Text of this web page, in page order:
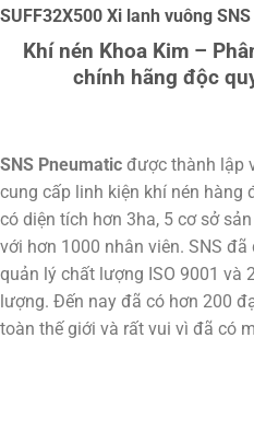
SUFF32X500 Xi lanh vuông
Khí nén Khoa Kim –
chính hãng độc
SNS Pneumatic được thành lập
cung cấp linh kiện khí nén hàng
có diện tích hơn 3ha, 5 cơ sở
với hơn 1000 nhân viên. SNS
quản lý chất lượng ISO 9001 và
lượng. Đến nay đã có hơn 200
toàn thế giới và rất vui vì đã có